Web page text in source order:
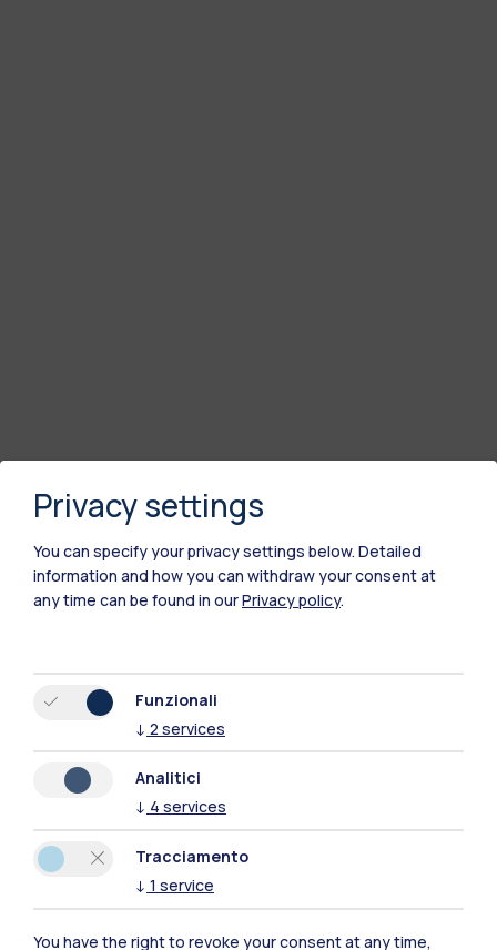
Polimi Community
Residenze
Privacy settings
You can specify your privacy settings below. Detailed
information and how you can withdraw your consent at
any time can be found in ourPrivacy policy.
Funzionali
↓ 2 services
Analitici
↓ 4 services
Tracciamento
↓ 1 service
You have the right to revoke your consent at any time,